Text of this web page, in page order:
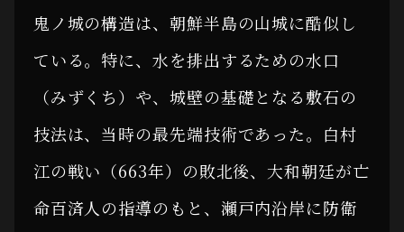
鬼ノ城の構造は、朝鮮半島の山城に酷似し
ている。特に、水を排出するための水口
（みずくち）や、城壁の基礎となる敷石の
技法は、当時の最先端技術であった。白村
江の戦い（663年）の敗北後、大和朝廷が亡
命百済人の指導のもと、瀬戸内沿岸に防衛